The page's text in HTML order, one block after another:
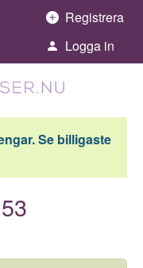
Registrera
Logga in
Se billigaste